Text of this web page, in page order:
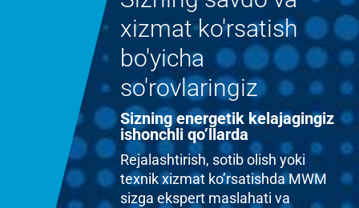
xizmat ko'rsatish
bo'yicha
so'rovlaringiz
Sizning energetik kelajagingiz
ishonchli qo’llarda
Rejalashtirish, sotib olish yoki
texnik xizmat ko’rsatishda MWM
sizga ekspert maslahati va